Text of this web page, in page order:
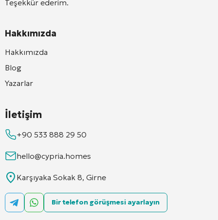
Teşekkür ederim.
Hakkımızda
Hakkımızda
Blog
Yazarlar
İletişim
+90 533 888 29 50
hello@cypria.homes
Karşıyaka Sokak 8, Girne
Bir telefon görüşmesi ayarlayın